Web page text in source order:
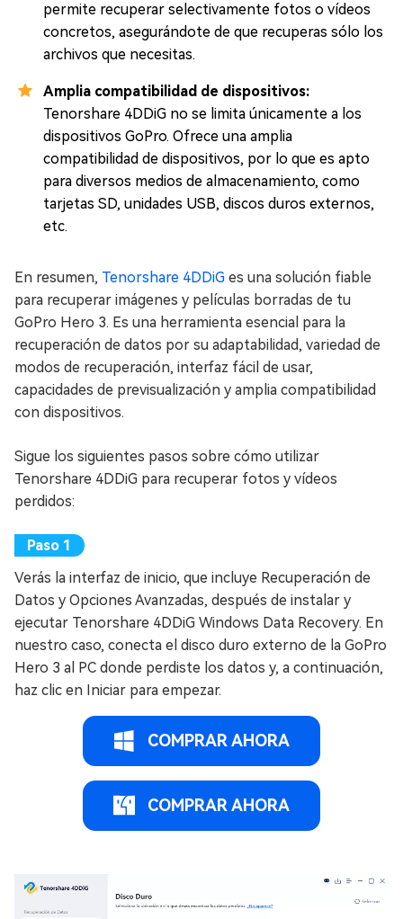
permite recuperar selectivamente fotos o vídeos
concretos, asegurándote de que recuperas sólo los
archivos que necesitas.
Amplia compatibilidad de dispositivos:
Tenorshare 4DDiG no se limita únicamente a los
dispositivos GoPro. Ofrece una amplia
compatibilidad de dispositivos, por lo que es apto
para diversos medios de almacenamiento, como
tarjetas SD, unidades USB, discos duros externos,
etc.
En resumen, Tenorshare 4DDiG es una solución fiable
para recuperar imágenes y películas borradas de tu
GoPro Hero 3. Es una herramienta esencial para la
recuperación de datos por su adaptabilidad, variedad de
modos de recuperación, interfaz fácil de usar,
capacidades de previsualización y amplia compatibilidad
con dispositivos.
Sigue los siguientes pasos sobre cómo utilizar
Tenorshare 4DDiG para recuperar fotos y vídeos
perdidos:
Verás la interfaz de inicio, que incluye Recuperación de
Datos y Opciones Avanzadas, después de instalar y
ejecutar Tenorshare 4DDiG Windows Data Recovery. En
nuestro caso, conecta el disco duro externo de la GoPro
Hero 3 al PC donde perdiste los datos y, a continuación,
haz clic en Iniciar para empezar.
COMPRAR AHORA
COMPRAR AHORA